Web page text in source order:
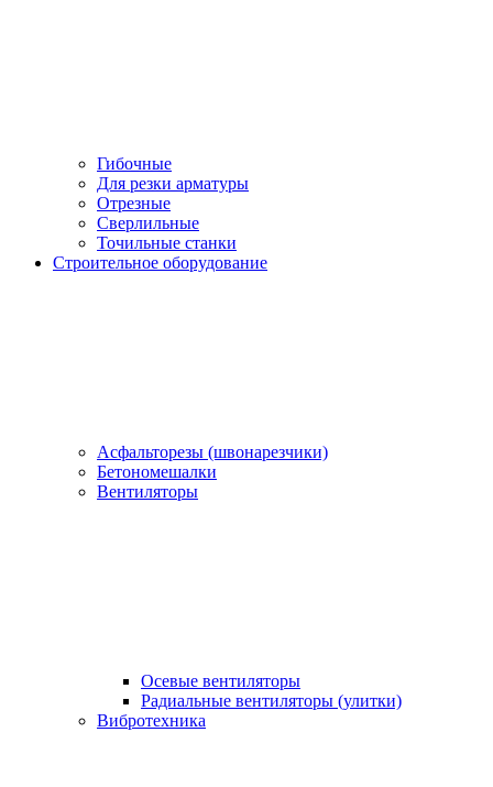
Гибочные
Для резки арматуры
Отрезные
Сверлильные
Точильные станки
Строительное оборудование
Асфальторезы (швонарезчики)
Бетономешалки
Вентиляторы
Осевые вентиляторы
Радиальные вентиляторы (улитки)
Вибротехника